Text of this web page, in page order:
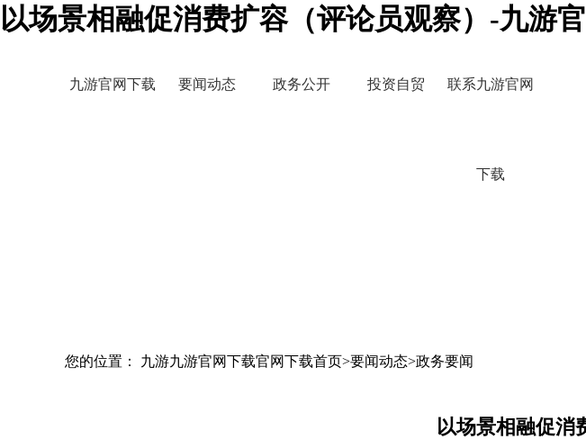
以场景相融促消费扩容（评论员观察）-九游
九游官网下载 要闻动态 政务公开 投资自贸 联系九游官网
下载
您的位置： 九游九游官网下载官网下载首页>要闻动态>政务要闻
以场景相融促消